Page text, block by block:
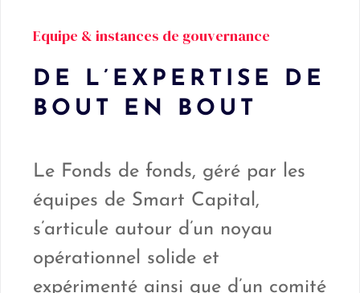
Equipe & instances de gouvernance
DE L’EXPERTISE DE
BOUT EN BOUT
Le Fonds de fonds, géré par les
équipes de Smart Capital,
s’articule autour d’un noyau
opérationnel solide et
expérimenté ainsi que d’un comité